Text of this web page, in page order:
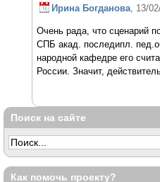
Ирина Богданова , 13/
Очень рада, что сценарий
СПБ акад. последипл.
народной кафедре его
России. Значит,
Поиск на сайте
Как помочь проекту?